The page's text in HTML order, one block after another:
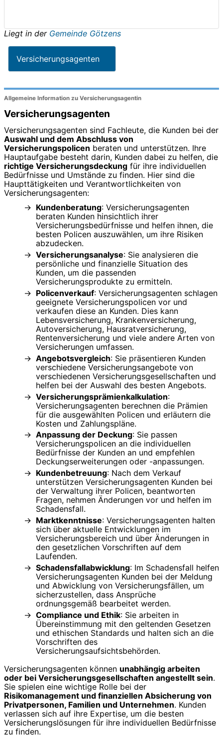
Liegt in der Gemeinde Götzens
Versicherungsagenten
Allgemeine Information zu Versicherungsagentin
Versicherungsagenten
Versicherungsagenten sind Fachleute, die Kunden bei der
Auswahl und dem Abschluss von
Versicherungspolicen beraten und unterstützen. Ihre
Hauptaufgabe besteht darin, Kunden dabei zu helfen, die
richtige Versicherungsdeckung für ihre individuellen
Bedürfnisse und Umstände zu finden. Hier sind die
Haupttätigkeiten und Verantwortlichkeiten von
Versicherungsagenten:
Kundenberatung: Versicherungsagenten
beraten Kunden hinsichtlich ihrer
Versicherungsbedürfnisse und helfen ihnen, die
besten Policen auszuwählen, um ihre Risiken
abzudecken.
Versicherungsanalyse: Sie analysieren die
persönliche und finanzielle Situation des
Kunden, um die passenden
Versicherungsprodukte zu ermitteln.
Policenverkauf: Versicherungsagenten schlagen
geeignete Versicherungspolicen vor und
verkaufen diese an Kunden. Dies kann
Lebensversicherung, Krankenversicherung,
Autoversicherung, Hausratversicherung,
Rentenversicherung und viele andere Arten von
Versicherungen umfassen.
Angebotsvergleich: Sie präsentieren Kunden
verschiedene Versicherungsangebote von
verschiedenen Versicherungsgesellschaften und
helfen bei der Auswahl des besten Angebots.
Versicherungsprämienkalkulation:
Versicherungsagenten berechnen die Prämien
für die ausgewählten Policen und erläutern die
Kosten und Zahlungspläne.
Anpassung der Deckung: Sie passen
Versicherungspolicen an die individuellen
Bedürfnisse der Kunden an und empfehlen
Deckungserweiterungen oder -anpassungen.
Kundenbetreuung: Nach dem Verkauf
unterstützen Versicherungsagenten Kunden bei
der Verwaltung ihrer Policen, beantworten
Fragen, nehmen Änderungen vor und helfen im
Schadensfall.
Marktkenntnisse: Versicherungsagenten halten
sich über aktuelle Entwicklungen im
Versicherungsbereich und über Änderungen in
den gesetzlichen Vorschriften auf dem
Laufenden.
Schadensfallabwicklung: Im Schadensfall helfen
Versicherungsagenten Kunden bei der Meldung
und Abwicklung von Versicherungsfällen, um
sicherzustellen, dass Ansprüche
ordnungsgemäß bearbeitet werden.
Compliance und Ethik: Sie arbeiten in
Übereinstimmung mit den geltenden Gesetzen
und ethischen Standards und halten sich an die
Vorschriften des
Versicherungsaufsichtsbehörden.
Versicherungsagenten können unabhängig arbeiten
oder bei Versicherungsgesellschaften angestellt sein.
Sie spielen eine wichtige Rolle bei der
Risikomanagement und finanziellen Absicherung von
Privatpersonen, Familien und Unternehmen. Kunden
verlassen sich auf ihre Expertise, um die besten
Versicherungslösungen für ihre individuellen Bedürfnisse
zu finden.